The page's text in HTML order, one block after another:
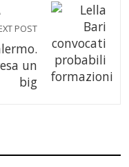
POST
un
big